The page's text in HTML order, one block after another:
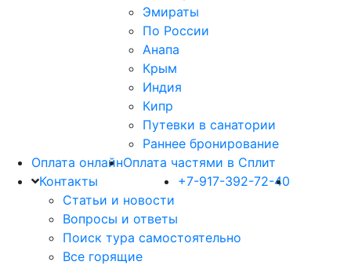
Эмираты
По России
Анапа
Крым
Индия
Кипр
Путевки в санатории
Раннее бронирование
Оплата онлайнОплата частями в Сплит
Контакты
Статьи и новости
Вопросы и ответы
+7-917-392-72-40
Поиск тура самостоятельно
Все горящие